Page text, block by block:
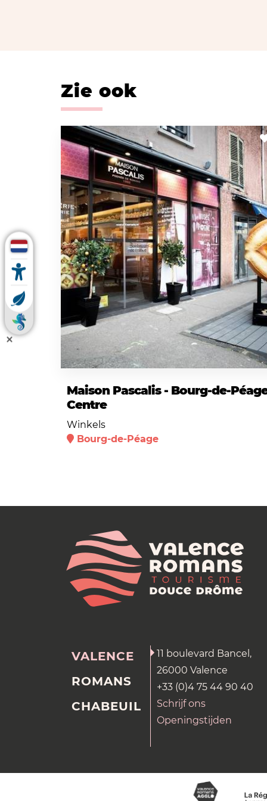
Zie ook
Maison Pascalis - Bourg-de-
Centre
Winkels
Bourg-de-Péage
VALENCE
ROMANS
CHABEUIL
11 boulevard Bancel,
26000 Valence
+33 (0)4 75 44 90 40
Schrijf ons
Openingstijden